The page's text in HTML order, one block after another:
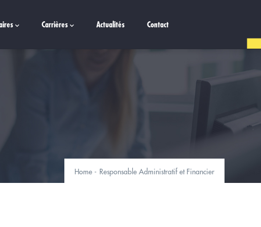
Carrières Actualités Contact
Home - Responsable Administratif et Financier